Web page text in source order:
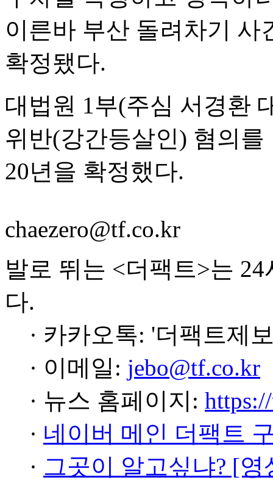
이른바 부산 돌려차기 사
확정됐다.
대법원 1부(주심 서경환
위반(강간등살인) 혐의
20년을 확정했다.
chaezero@tf.co.kr
발로 뛰는 <더팩트>는
다.
· 카카오톡: '더팩트제
· 이메일: jebo@tf.co.kr
· 뉴스 홈페이지:
· 네이버 메인 더팩트
· 그곳이 알고싶냐? [